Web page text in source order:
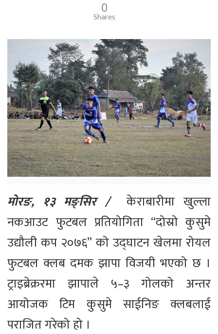
0
Shares
मोरङ, १३ मङ्सिर /
केराबारीमा खुल्ला
नकआउट फुटबल प्रतियोगिता “दोस्रो कुसुमे
उद्यौली कप २०७६” को उद्घाटन खेलमा रोयल
फुटबल क्लब दमक झापा विजयी भएको छ ।
ट्राइब्रेक्ररमा झापाले ५–३ गोलको अन्तर
आयोजक टिम कुसुमे साईनिङ क्लबलाई
पराजित गरेको हो ।